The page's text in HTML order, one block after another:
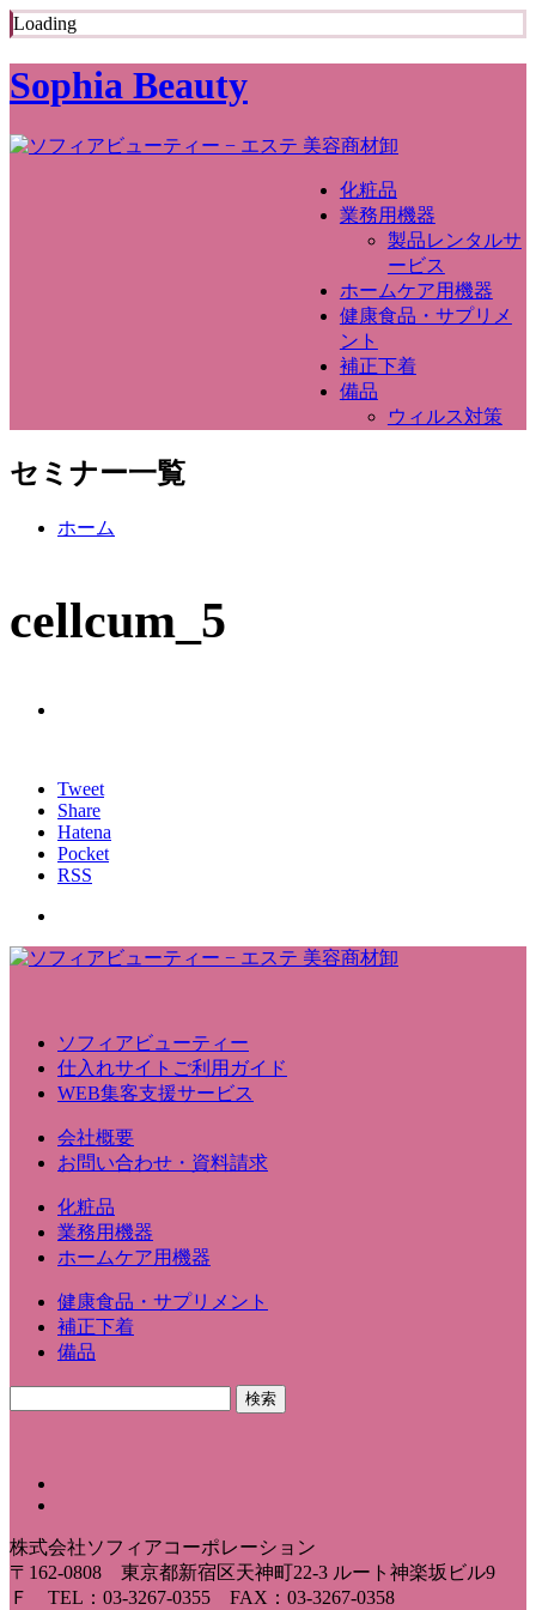
Loading
Sophia Beauty
化粧品
業務用機器
製品レンタルサ
ービス
ホームケア用機器
健康食品・サプリメ
ント
補正下着
備品
ウィルス対策
セミナー一覧
ホーム
cellcum_5
Tweet
Share
Hatena
Pocket
RSS
ソフィアビューティー
仕入れサイトご利用ガイド
WEB集客支援サービス
会社概要
お問い合わせ・資料請求
化粧品
業務用機器
ホームケア用機器
健康食品・サプリメント
補正下着
備品
株式会社ソフィアコーポレーション
〒162-0808 東京都新宿区天神町22-3 ルート神楽坂ビル9
Ｆ TEL：03-3267-0355 FAX：03-3267-0358